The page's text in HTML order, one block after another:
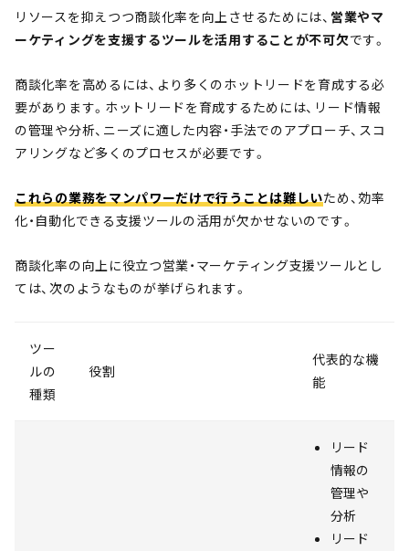
リソースを抑えつつ商談化率を向上させるためには、 営業やマ
ーケティングを支援するツールを活用することが不可欠です。
商談化率を高めるには、より多くのホットリードを育成する必
要があります。ホットリードを育成するためには、リード情報
の管理や分析、ニーズに適した内容・手法でのアプローチ、スコ
アリングなど多くのプロセスが必要です。
これらの業務をマンパワーだけで行うことは難しいため、効率
化・自動化できる支援ツールの活用が欠かせないのです。
商談化率の向上に役立つ営業・マーケティング支援ツールとし
ては、次のようなものが挙げられます。
ツー
ルの
種類
役割
代表的な機
能
リード
情報の
管理や
分析
リード